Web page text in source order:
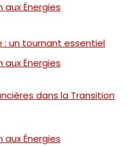
aux Énergies
: un tournant essentiel
aux Énergies
dans la Transition
aux Énergies